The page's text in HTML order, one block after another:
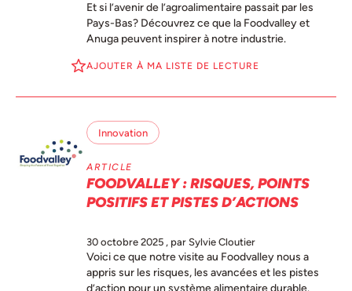
Et si l’avenir de l’agroalimentaire passait par les
Pays-Bas? Découvrez ce que la Foodvalley et
Anuga peuvent inspirer à notre industrie.
AJOUTER À MA LISTE DE LECTURE
Innovation
ARTICLE
FOODVALLEY : RISQUES, POINTS
POSITIFS ET PISTES D’ACTIONS
30 octobre 2025 , par Sylvie Cloutier
Voici ce que notre visite au Foodvalley nous a
appris sur les risques, les avancées et les pistes